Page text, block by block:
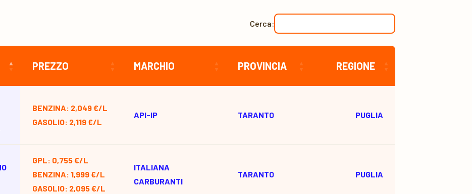
Cerca:
PREZZO MARCHIO PROVINCIA REGIONE
BENZINA: 2,049 €/L
GASOLIO: 2,119 €/L
API-IP TARANTO PUGLIA
GPL: 0,755 €/L
BENZINA: 1,999 €/L
GASOLIO: 2,095 €/L
ITALIANA
CARBURANTI
TARANTO PUGLIA